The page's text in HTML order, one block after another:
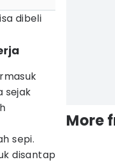
dibeli
sejak
sepi.
disantap
More